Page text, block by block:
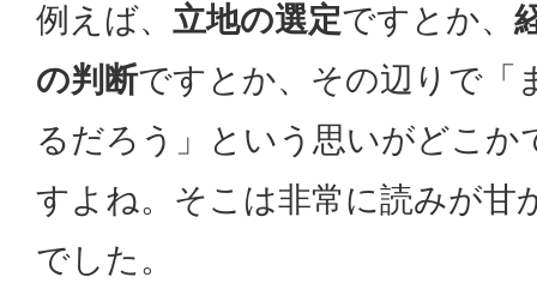
例えば、 立地の選定ですとか、
の判断ですとか、その辺りで「
るだろう」という思いがどこか
すよね。そこは非常に読みが甘
でした。